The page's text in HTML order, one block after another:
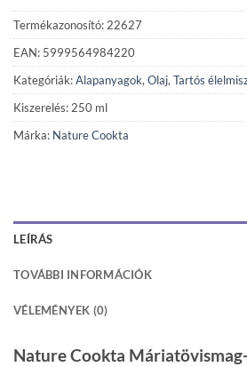
Termékazonosító: 22627
EAN: 5999564984220
Kategóriák:Alapanyagok, Olaj, Tartós
Kiszerelés: 250 ml
Márka: Nature Cookta
LEÍRÁS
TOVÁBBI INFORMÁCIÓK
VÉLEMÉNYEK (0)
Nature Cookta